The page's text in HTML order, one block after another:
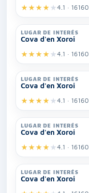
★★★★ ★4.1 · 16160
LUGAR DE INTERÉS
Cova d'en Xoroi
★★★★ ★4.1 · 16160
LUGAR DE INTERÉS
Cova d'en Xoroi
★★★★ ★4.1 · 16160
LUGAR DE INTERÉS
Cova d'en Xoroi
★★★★ ★4.1 · 16160
LUGAR DE INTERÉS
Cova d'en Xoroi